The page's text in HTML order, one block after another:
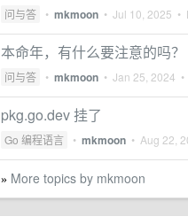
问与答 • mkmoon • Jul 10, 2025 •
本命年，有什么要注意的吗？
问与答 • mkmoon • Jan 25, 2024
pkg.go.dev 挂了
Go 编程语言 • mkmoon • Aug 22,
» More topics by mkmoon